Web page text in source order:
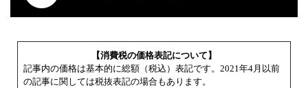
【消費税の価格表記について】
記事内の価格は基本的に総額（税込）表記です。2021年4月以前
の記事に関しては税抜表記の場合もあります。